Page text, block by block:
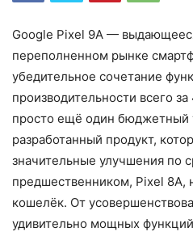
Google Pixel 9A —
переполненном рынке
убедительное сочетание
производительности всего
просто ещё один бюджетный
разработанный продукт,
значительные улучшения по
предшественником, Pixel 8A,
кошелёк. От
удивительно мощных